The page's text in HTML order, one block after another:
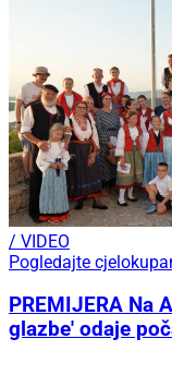
/ VIDEO
Pogledajte
PREMIJERA Na
glazbe' odaje